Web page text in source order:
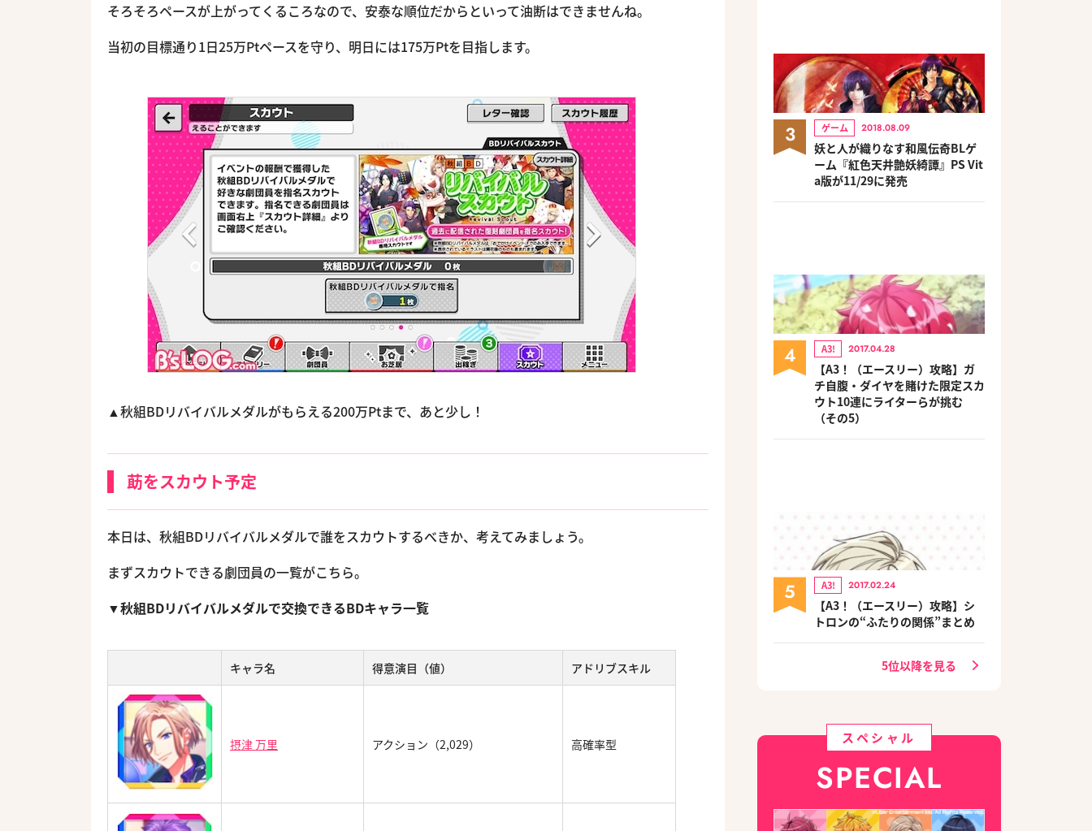
そろそろペースが上がってくるころなので、安泰な順位だからといって油断はできませんね。
当初の目標通り1日25万Ptペースを守り、明日には175万Ptを目指します。
▲秋組BDリバイバルメダルがもらえる200万Ptまで、あと少し！
莇をスカウト予定
本日は、秋組BDリバイバルメダルで誰をスカウトするべきか、考えてみましょう。
まずスカウトできる劇団員の一覧がこちら。
▼秋組BDリバイバルメダルで交換できるBDキャラ一覧
キャラ名 得意演目（値） アドリブスキル
摂津 万里 アクション（2,029） 高確率型
3 ゲーム 2018.08.09
妖と人が織りなす和風伝奇BLゲ
ーム『紅色天井艶妖綺譚』PS Vit
a版が11/29に発売
4 A3! 2017.04.28
【A3！（エースリー）攻略】ガ
チ自腹・ダイヤを賭けた限定スカ
ウト10連にライターらが挑む
（その5）
5 A3! 2017.02.24
【A3！（エースリー）攻略】シ
トロンの“ふたりの関係”まとめ
5位以降を見る
スペシャル
SPECIAL